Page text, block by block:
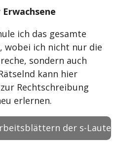
ich das gesamte
wobei ich nicht nur die
sondern auch
kann hier
Rechtschreibung
erlernen.
der s-Laute